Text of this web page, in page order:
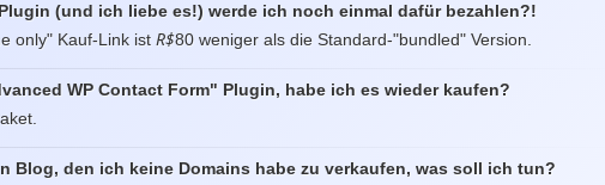
(und ich liebe es!) werde ich noch einmal dafür bezahlen?!
only" Kauf-Link ist R$80 weniger als die Standard-"bundled" Version.
WP Contact Form" Plugin, habe ich es wieder kaufen?
Blog, den ich keine Domains habe zu verkaufen, was soll ich tun?